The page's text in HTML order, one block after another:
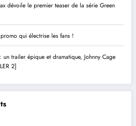
dévoile le premier teaser de la série Green
qui électrise les fans !
trailer épique et dramatique, Johnny Cage
2]